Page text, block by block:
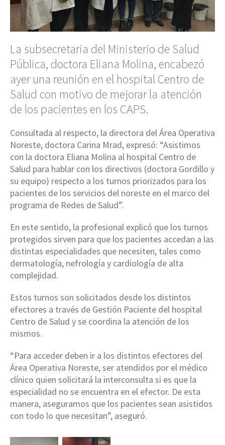
La subsecretaria del Ministerio de Salud
Pública, doctora Eliana Molina, encabezó
ayer una reunión en el hospital Centro de
Salud con motivo de mejorar la atención
de los pacientes en los CAPS.
Consultada al respecto, la directora del Área Operativa
Noreste, doctora Carina Mrad, expresó: “Asistimos
con la doctora Eliana Molina al hospital Centro de
Salud para hablar con los directivos (doctora Gordillo y
su equipo) respecto a los turnos priorizados para los
pacientes de los servicios del noreste en el marco del
programa de Redes de Salud”.
En este sentido, la profesional explicó que los turnos
protegidos sirven para que los pacientes accedan a las
distintas especialidades que necesiten, tales como
dermatología, nefrología y cardiología de alta
complejidad.
Estos turnos son solicitados desde los distintos
efectores a través de Gestión Paciente del hospital
Centro de Salud y se coordina la atención de los
mismos.
“Para acceder deben ir a los distintos efectores del
Área Operativa Noreste, ser atendidos por el médico
clínico quien solicitará la interconsulta si es que la
especialidad no se encuentra en el efector. De esta
manera, aseguramos que los pacientes sean asistidos
con todo lo que necesitan”, aseguró.